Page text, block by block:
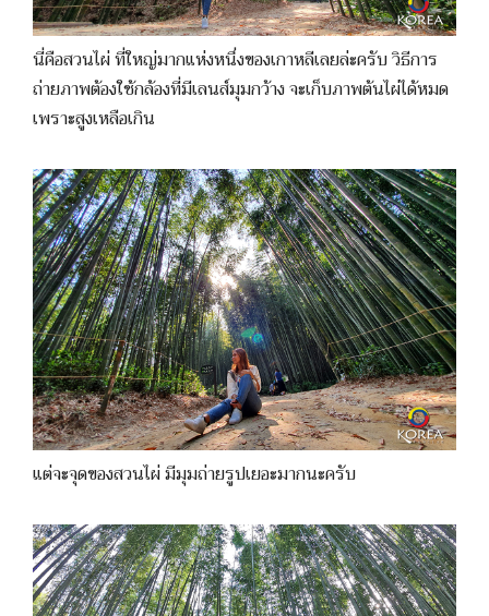
นี่คือสวนไผ่ ที่ใหญ่มากแห่งหนึ่งของเกาหลีเลยล่ะครับ วิธีการ
ถ่ายภาพต้องใช้กล้องที่มีเลนส์มุมกว้าง จะเก็บภาพต้นไผ่ได้หมด
เพราะสูงเหลือเกิน
แต่จะจุดของสวนไผ่ มีมุมถ่ายรูปเยอะมากนะครับ